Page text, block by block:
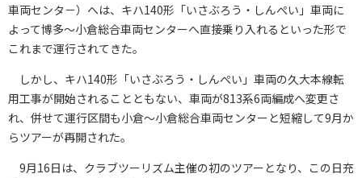
車両センタ－）へは、キハ140形「いさぶろう・しんぺい」車両に
よって博多～小倉総合車両センターへ直接乗り入れるといった形で
これまで運行されてきた。
しかし、キハ140形「いさぶろう・しんぺい」車両の久大本線転
用工事が開始されることともない、車両が813系6両編成へ変更さ
れ、併せて運行区間も小倉～小倉総合車両センターと短縮して9月か
らツアーが再開された。
9月16日は、クラブツーリズム主催の初のツアーとなり、この日充